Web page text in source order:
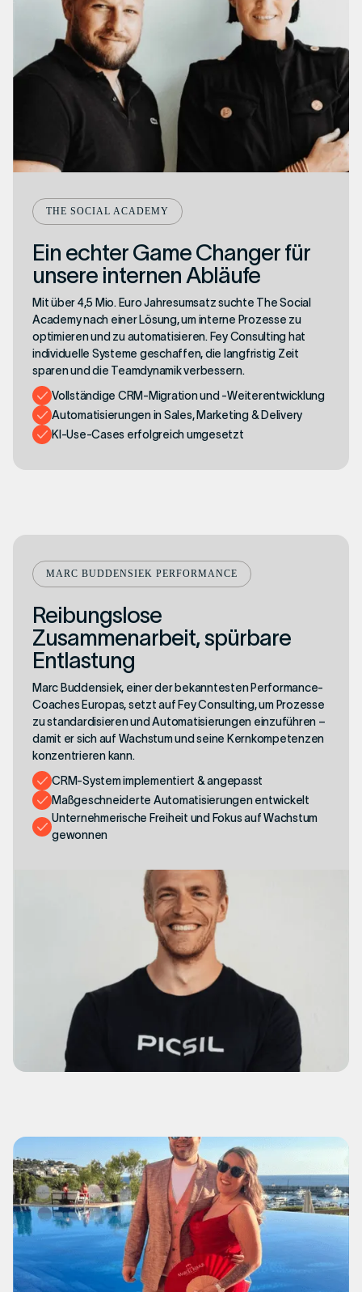
THE SOCIAL ACADEMY
Ein echter Game Changer für
unsere internen Abläufe
Mit über 4,5 Mio. Euro Jahresumsatz suchte The Social
Academy nach einer Lösung, um interne Prozesse zu
optimieren und zu automatisieren. Fey Consulting hat
individuelle Systeme geschaffen, die langfristig Zeit
sparen und die Teamdynamik verbessern.
Vollständige CRM-Migration und -Weiterentwicklung
Automatisierungen in Sales, Marketing & Delivery
KI-Use-Cases erfolgreich umgesetzt
MARC BUDDENSIEK PERFORMANCE
Reibungslose
Zusammenarbeit, spürbare
Entlastung
Marc Buddensiek, einer der bekanntesten Performance-
Coaches Europas, setzt auf Fey Consulting, um Prozesse
zu standardisieren und Automatisierungen einzuführen –
damit er sich auf Wachstum und seine Kernkompetenzen
konzentrieren kann.
CRM-System implementiert & angepasst
Maßgeschneiderte Automatisierungen entwickelt
Unternehmerische Freiheit und Fokus auf Wachstum
gewonnen